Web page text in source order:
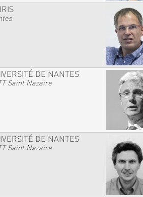
DE NANTES
Saint Nazaire
DE NANTES
Saint Nazaire